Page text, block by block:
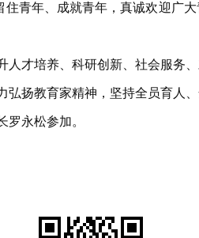
青年、成就青年，真诚欢迎广
才培养、科研创新、社会服务
扬教育家精神，坚持全员育人
永松参加。